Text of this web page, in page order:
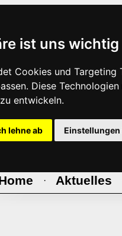
ist uns wichtig
Cookies und
Diese
entwickeln.
lehne ab Einstellungen
· Aktuelles